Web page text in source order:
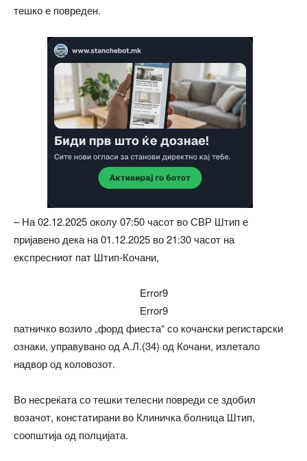
тешко е повреден.
– На 02.12.2025 околу 07:50 часот во СВР Штип е
пријавено дека на 01.12.2025 во 21:30 часот на
експресниот пат Штип-Кочани,
Error9
Error9
патничко возило „форд фиеста“ со кочански регистарски
ознаки, управувано од А.Л.(34) од Кочани, излетало
надвор од коловозот.
Во несреќата со тешки телесни повреди се здобил
возачот, констатирани во Клиничка болница Штип,
соопштија од полцијата.